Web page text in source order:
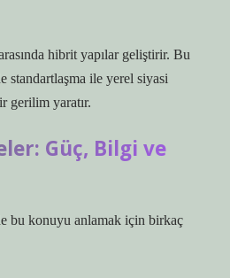
hibrit yapılar geliştirir. Bu
standartlaşma ile yerel siyasi
gerilim yaratır.
Güç, Bilgi ve
bu konuyu anlamak için birkaç